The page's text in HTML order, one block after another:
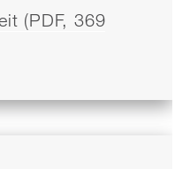
(PDF, 369